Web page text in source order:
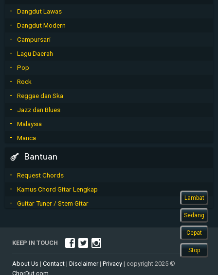
Lambat
Sedang
Cepat
Stop
Dangdut Lawas
Dangdut Modern
Campursari
Lagu Daerah
Pop
Rock
Reggae dan Ska
Jazz dan Blues
Malaysia
Manca
Bantuan
Request Chords
Kamus Chord Gitar Lengkap
Guitar Tuner / Stem Gitar
KEEP IN TOUCH
About Us | Contact | Disclaimer | Privacy | copyright 2025 ©
ChorDut.com